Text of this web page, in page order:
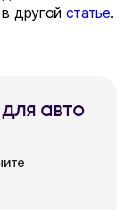
другой статье.
авто